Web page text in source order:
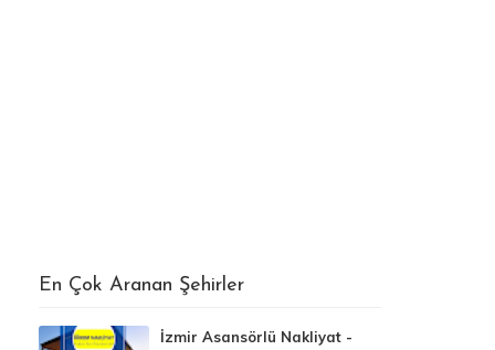
En Çok Aranan Şehirler
İzmir Asansörlü Nakliyat -